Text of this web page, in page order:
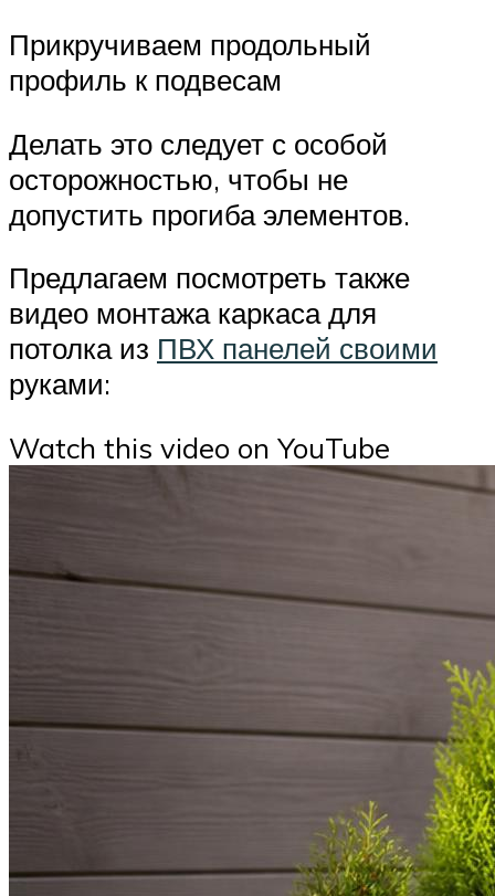
Прикручиваем продольный
профиль к подвесам
Делать это следует с особой
осторожностью, чтобы не
допустить прогиба элементов.
Предлагаем посмотреть также
видео монтажа каркаса для
потолка из ПВХ панелей своими
руками:
Watch this video on YouTube